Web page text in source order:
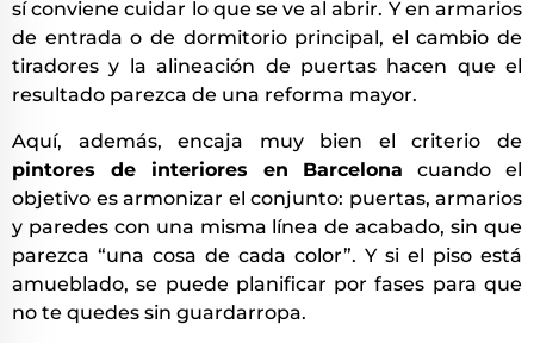
sí conviene cuidar lo que se ve al abrir. Y en armarios
de entrada o de dormitorio principal, el cambio de
tiradores y la alineación de puertas hacen que el
resultado parezca de una reforma mayor.
Aquí, además, encaja muy bien el criterio de
pintores de interiores en Barcelona cuando el
objetivo es armonizar el conjunto: puertas, armarios
y paredes con una misma línea de acabado, sin que
parezca “una cosa de cada color”. Y si el piso está
amueblado, se puede planificar por fases para que
no te quedes sin guardarropa.